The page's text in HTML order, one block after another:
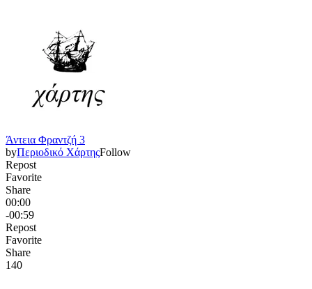
Άντεια Φραντζή 3
byΠεριοδικό ΧάρτηςFollow
Repost
Favorite
Share
00:00
-00:59
Repost
Favorite
Share
140